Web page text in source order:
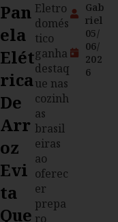
Pan
Ela
Elét
Rica
De
Arr
Oz
Evi
Ta
Que
Eletro
domés
tico
ganha
destaq
ue nas
cozinh
as
brasil
eiras
ao
oferec
er
prepa
ro
Gab
riel
05/
06/
202
6